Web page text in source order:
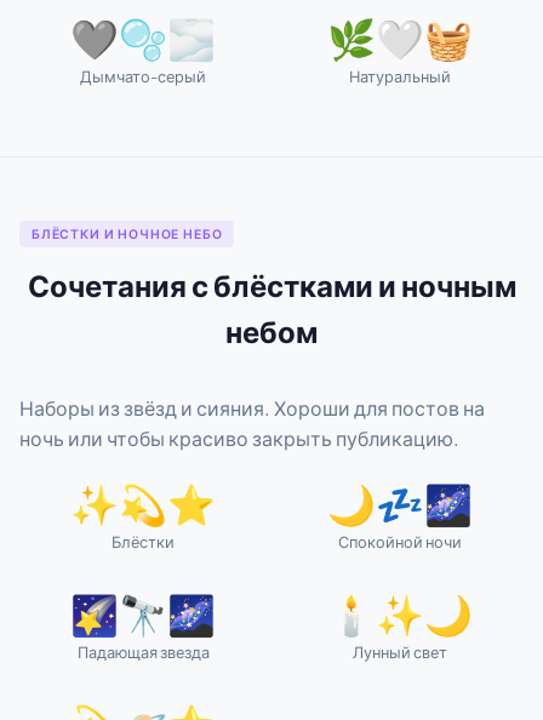
🩶🫧🌫️
Дымчато-серый
🌿🤍🧺
Натуральный
БЛЁСТКИ И НОЧНОЕ НЕБО
Сочетания с блёстками и ночным
небом
Наборы из звёзд и сияния. Хороши для постов на
ночь или чтобы красиво закрыть публикацию.
✨💫⭐
Блёстки
🌙💤🌌
Спокойной ночи
🌠🔭🌌
Падающая звезда
🕯️✨🌙
Лунный свет